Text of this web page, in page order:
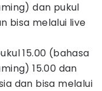
dan pukul
bisa melalui live
15.00 (bahasa
15.00 dan
dan bisa melalui